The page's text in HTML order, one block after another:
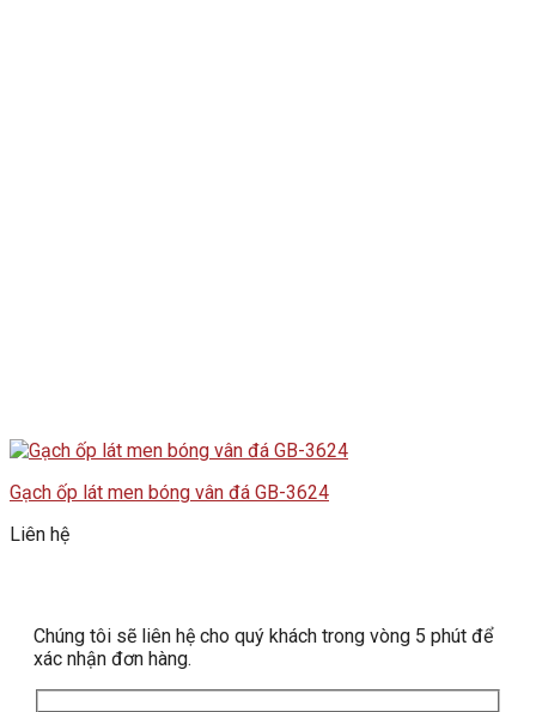
Gạch ốp lát men bóng vân đá GB-3624
Liên hệ
Chúng tôi sẽ liên hệ cho quý khách trong vòng 5 phút để
xác nhận đơn hàng.